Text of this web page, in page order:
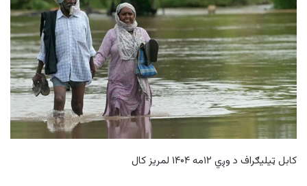
کابل ټیلیګراف د وږي ۱۲مه ۱۴۰۴ لمریز کال